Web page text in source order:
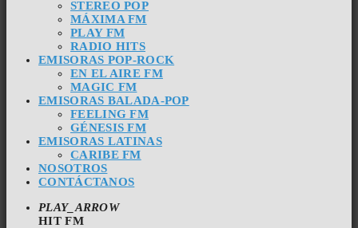
STEREO POP
MÁXIMA FM
PLAY FM
RADIO HITS
EMISORAS POP-ROCK
EN EL AIRE FM
MAGIC FM
EMISORAS BALADA-POP
FEELING FM
GÉNESIS FM
EMISORAS LATINAS
CARIBE FM
NOSOTROS
CONTÁCTANOS
PLAY_ARROW
HIT FM